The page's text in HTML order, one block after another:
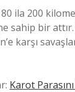
ila 200
sahip bir
karşı
Karot